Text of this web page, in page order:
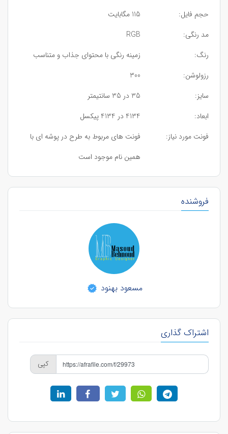
حجم فایل:
115 مگابایت
مد رنگی:
RGB
رنگ:
زمینه رنگی با محتوای جذاب و متناسب
رزولوشن:
300
سایز:
35 در 35 سانتیمتر
ابعاد:
4134 در 4134 پیکسل
فونت مورد نیاز:
فونت های مربوط به طرح در پوشه ای با
همین نام موجود است
فروشنده
مسعود بهنود
اشتراک گذاری
کپی